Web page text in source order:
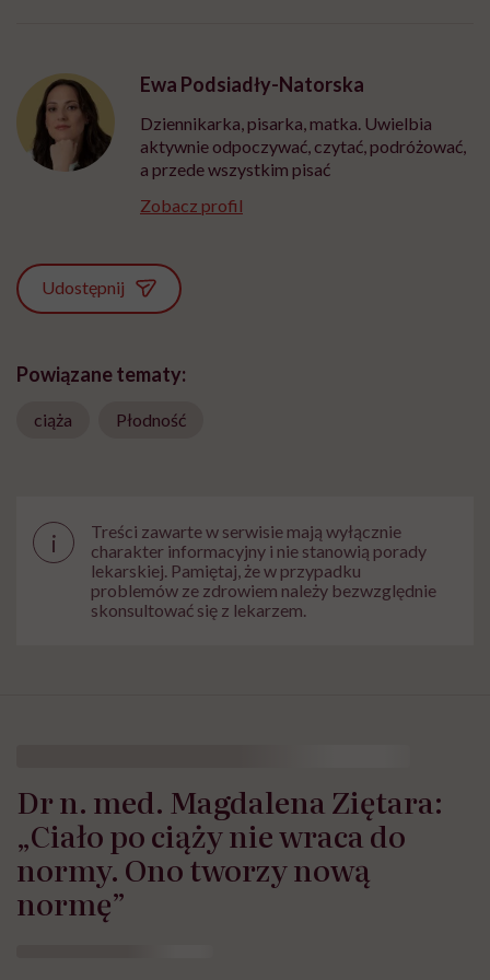
Ewa Podsiadły-Natorska
Dziennikarka, pisarka, matka. Uwielbia
aktywnie odpoczywać, czytać, podróżować,
a przede wszystkim pisać
Zobacz profil
Udostępnij
Powiązane tematy:
ciąża Płodność
i
Treści zawarte w serwisie mają wyłącznie
charakter informacyjny i nie stanowią porady
lekarskiej. Pamiętaj, że w przypadku
problemów ze zdrowiem należy bezwzględnie
skonsultować się z lekarzem.
Dr n. med. Magdalena Ziętara:
„Ciało po ciąży nie wraca do
normy. Ono tworzy nową
normę”